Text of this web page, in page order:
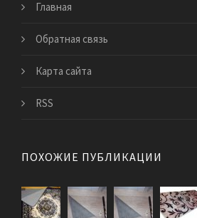
Главная
Обратная связь
Карта сайта
RSS
ПОХОЖИЕ ПУБЛИКАЦИИ